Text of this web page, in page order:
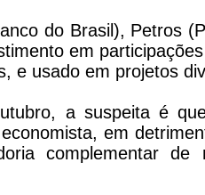
do Brasil), Petros
em
e usado em projetos
a suspeita é
em
complementar